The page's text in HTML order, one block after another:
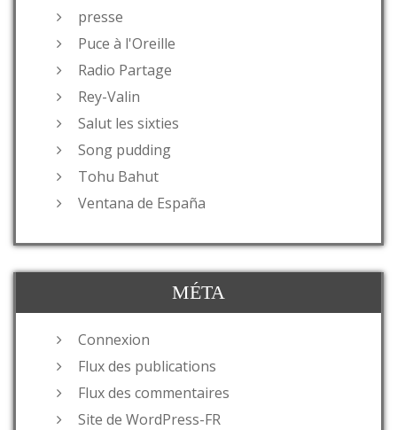
presse
Puce à l'Oreille
Radio Partage
Rey-Valin
Salut les sixties
Song pudding
Tohu Bahut
Ventana de España
MÉTA
Connexion
Flux des publications
Flux des commentaires
Site de WordPress-FR